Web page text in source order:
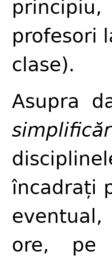
profesori
clase).
Asupra
încadrați
ore, pe